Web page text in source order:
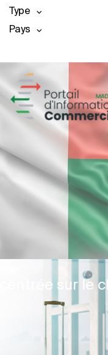
Type
Pays
sur le